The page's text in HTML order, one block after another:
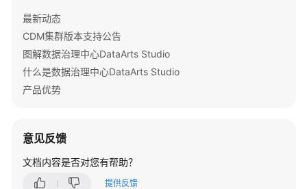
图
解
数
据
治
理
DataArts
Studio
什
最新动态
CDM集群版本支持公告
图解数据治理中心DataArts Studio
什么是数据治理中心DataArts Studio
产品优势
意见反馈
文档内容是否对您有帮助？
提供反馈